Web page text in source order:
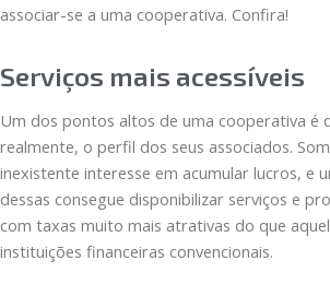
associar-se a uma cooperativa. Confira!
Serviços mais acessíveis
Um dos pontos altos de uma cooperativa é
realmente, o perfil dos seus associados.
inexistente interesse em acumular lucros, e
dessas consegue disponibilizar serviços e
com taxas muito mais atrativas do que
instituições financeiras convencionais.